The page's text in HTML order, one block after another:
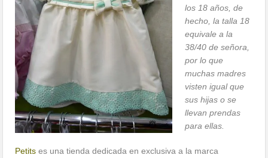
los 18 años, de
hecho, la talla 18
equivale a la
38/40 de señora,
por lo que
muchas madres
visten igual que
sus hijas o se
llevan prendas
para ellas.
Petits es una tienda dedicada en exclusiva a la marca